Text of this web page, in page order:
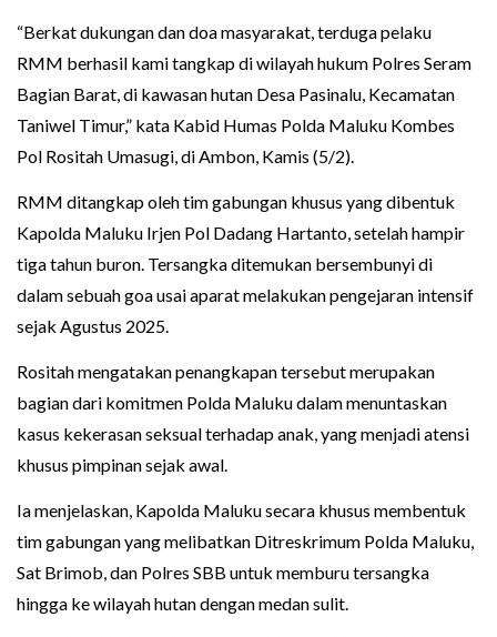
“Berkat dukungan dan doa masyarakat, terduga pelaku
RMM berhasil kami tangkap di wilayah hukum Polres Seram
Bagian Barat, di kawasan hutan Desa Pasinalu, Kecamatan
Taniwel Timur,” kata Kabid Humas Polda Maluku Kombes
Pol Rositah Umasugi, di Ambon, Kamis (5/2).
RMM ditangkap oleh tim gabungan khusus yang dibentuk
Kapolda Maluku Irjen Pol Dadang Hartanto, setelah hampir
tiga tahun buron. Tersangka ditemukan bersembunyi di
dalam sebuah goa usai aparat melakukan pengejaran intensif
sejak Agustus 2025.
Rositah mengatakan penangkapan tersebut merupakan
bagian dari komitmen Polda Maluku dalam menuntaskan
kasus kekerasan seksual terhadap anak, yang menjadi atensi
khusus pimpinan sejak awal.
Ia menjelaskan, Kapolda Maluku secara khusus membentuk
tim gabungan yang melibatkan Ditreskrimum Polda Maluku,
Sat Brimob, dan Polres SBB untuk memburu tersangka
hingga ke wilayah hutan dengan medan sulit.